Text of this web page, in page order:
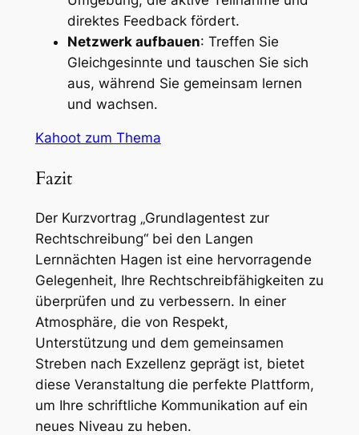
direktes Feedback fördert.
Netzwerk aufbauen: Treffen Sie
Gleichgesinnte und tauschen Sie sich
aus, während Sie gemeinsam lernen
und wachsen.
Kahoot zum Thema
Fazit
Der Kurzvortrag „Grundlagentest zur
Rechtschreibung“ bei den Langen
Lernnächten Hagen ist eine hervorragende
Gelegenheit, Ihre Rechtschreibfähigkeiten zu
überprüfen und zu verbessern. In einer
Atmosphäre, die von Respekt,
Unterstützung und dem gemeinsamen
Streben nach Exzellenz geprägt ist, bietet
diese Veranstaltung die perfekte Plattform,
um Ihre schriftliche Kommunikation auf ein
neues Niveau zu heben.